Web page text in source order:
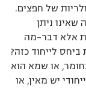
של חפצים.
שאינו ניתן
אלא דבר-מה
לייחוד כזה?
או שמא הוא
יש מאין, או